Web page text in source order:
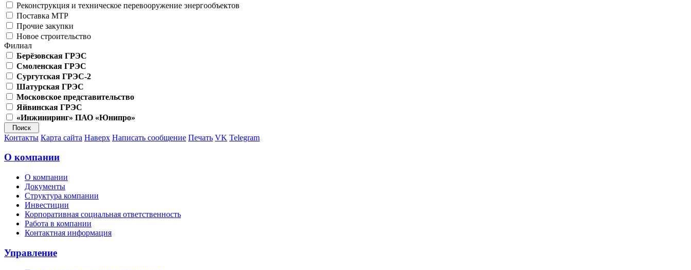
Реконструкция и техническое перевооружение энергообъектов
Поставка МТР
Прочие закупки
Новое строительство
Филиал
Берёзовская ГРЭС
Смоленская ГРЭС
Сургутская ГРЭС-2
Шатурская ГРЭС
Московское представительство
Яйвинская ГРЭС
«Инжиниринг» ПАО «Юнипро»
Контакты Карта сайта Наверх Написать сообщение Печать VK Telegram
О компании
О компании
Документы
Структура компании
Инвестиции
Корпоративная социальная ответственность
Работа в компании
Контактная информация
Управление